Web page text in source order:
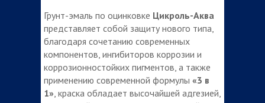
Грунт-эмаль по оцинковке Цикроль-Аква
представляет собой защиту нового типа,
благодаря сочетанию современных
компонентов, ингибиторов коррозии и
коррозионностойких пигментов, а также
применению современной формулы «3 в
1» , краска обладает высочайшей адгезией,